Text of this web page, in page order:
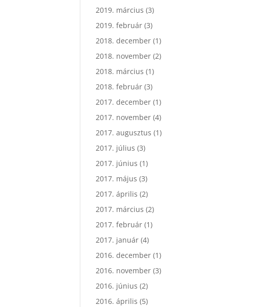
2019. március (3)
2019. február (3)
2018. december (1)
2018. november (2)
2018. március (1)
2018. február (3)
2017. december (1)
2017. november (4)
2017. augusztus (1)
2017. július (3)
2017. június (1)
2017. május (3)
2017. április (2)
2017. március (2)
2017. február (1)
2017. január (4)
2016. december (1)
2016. november (3)
2016. június (2)
2016. április (5)